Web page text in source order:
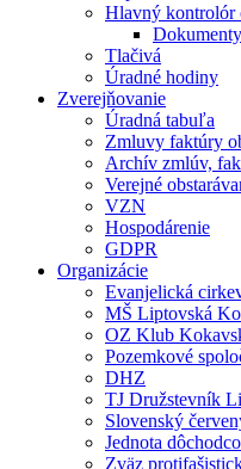
Hlavný kontrolór
Tlačivá
Úradné hodiny
Zverejňovanie
Úradná tabuľa
Zmluvy faktúry
Archív zmlúv,
Verejné
VZN
Hospodárenie
GDPR
Organizácie
Evanjelická
MŠ Liptovská
OZ Klub
Pozemkové
DHZ
TJ Družstevník
Slovenský
Jednota
Zväz